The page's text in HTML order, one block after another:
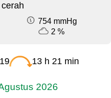
754 mmHg
2 %
13 h 21 min
2026